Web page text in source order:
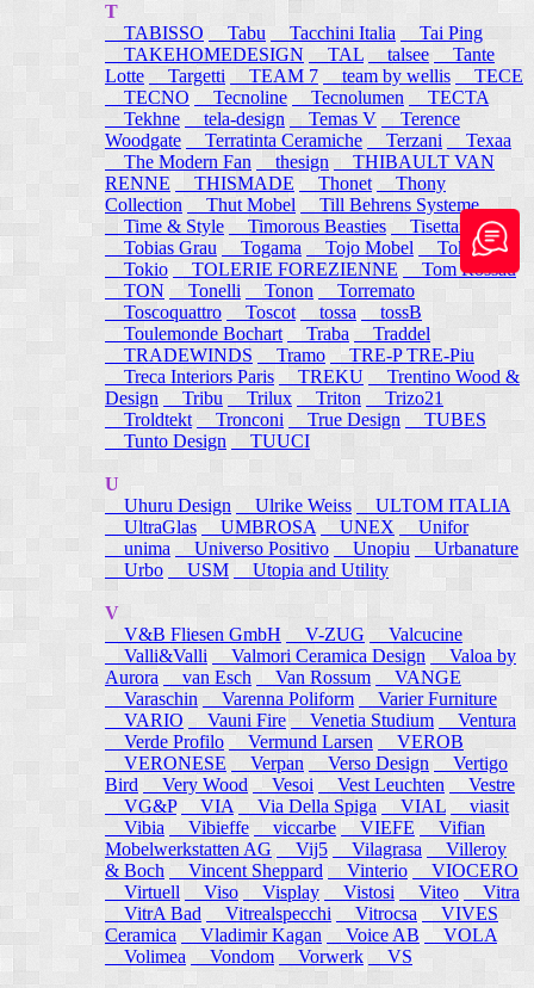
T
TABISSO
Tabu Tacchini Italia
Tai Ping
TAKEHOMEDESIGN
TAL talsee
Tante
Lotte
Targetti TEAM 7 team by wellis
TECE
TECNO
Tecnoline Tecnolumen
TECTA
Tekhne
tela-design Temas V
Terence
Woodgate
Terratinta Ceramiche Terzani
Texaa
The Modern Fan
thesign
THIBAULT VAN
RENNE
THISMADE Thonet
Thony
Collection
Thut Mobel
Till Behrens Systeme
Time & Style
Timorous Beasties
Tisettanta
Tobias Grau
Togama Tojo Mobel
Token
Tokio
TOLERIE FOREZIENNE
Tom Rossau
TON
Tonelli Tonon
Torremato
Toscoquattro
Toscot tossa
tossB
Toulemonde Bochart
Traba
Traddel
TRADEWINDS
Tramo
TRE-P TRE-Piu
Treca Interiors Paris
TREKU
Trentino Wood &
Design
Tribu Trilux Triton
Trizo21
Troldtekt Tronconi True Design
TUBES
Tunto Design
TUUCI
U
Uhuru Design
Ulrike Weiss
ULTOM ITALIA
UltraGlas
UMBROSA UNEX
Unifor
unima
Universo Positivo Unopiu
Urbanature
Urbo
USM Utopia and Utility
V
V&B Fliesen GmbH
V-ZUG
Valcucine
Valli&Valli
Valmori Ceramica Design
Valoa by
Aurora
van Esch Van Rossum
VANGE
Varaschin
Varenna Poliform
Varier Furniture
VARIO
Vauni Fire Venetia Studium
Ventura
Verde Profilo
Vermund Larsen
VEROB
VERONESE
Verpan Verso Design
Vertigo
Bird
Very Wood Vesoi Vest Leuchten
Vestre
VG&P
VIA Via Della Spiga VIAL
viasit
Vibia
Vibieffe viccarbe VIEFE
Vifian
Mobelwerkstatten AG
Vij5 Vilagrasa
Villeroy
& Boch
Vincent Sheppard Vinterio
VIOCERO
Virtuell
Viso Visplay Vistosi Viteo
Vitra
VitrA Bad
Vitrealspecchi Vitrocsa
VIVES
Ceramica
Vladimir Kagan Voice AB
VOLA
Volimea
Vondom Vorwerk VS